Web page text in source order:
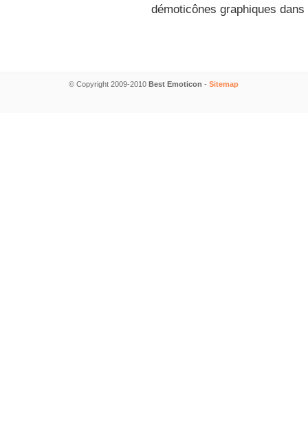
démoticônes graphiques
© Copyright 2009-2010 Best Emoticon - Sitemap